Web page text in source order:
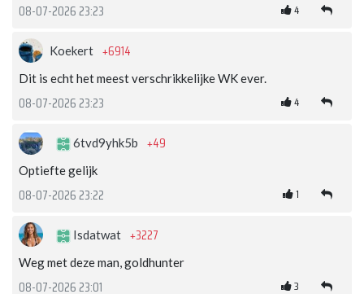
08-07-2026 23:23 4
Koekert +6914
Dit is echt het meest verschrikkelijke WK ever.
08-07-2026 23:23 4
6tvd9yhk5b +49
Optiefte gelijk
08-07-2026 23:22 1
Isdatwat +3227
Weg met deze man, goldhunter
08-07-2026 23:01 3